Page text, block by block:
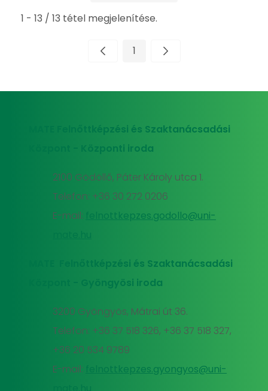
1 - 13 / 13 tétel megjelenítése.
Oldal
1
MATE Felnőttképzési és Szaktanácsadási
Központ - Központi iroda
2100 Gödöllő, Páter Károly utca 1.
Telefon: +36 30 272 0206
E-mail:
felnottkepzes.godollo@uni-
MATE Felnőttképzési és Szaktanácsadási
Központ - Gyöngyösi iroda
3200 Gyöngyös, Mátrai út 36.
Telefon: +36 37 518 326, +36 37 518 327,
+36 20 534 9789
E-mail:
felnottkepzes.gyongyos@uni-